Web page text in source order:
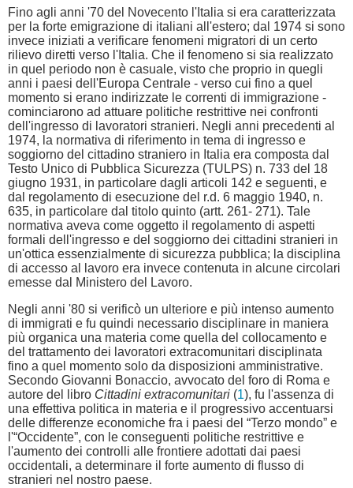
Fino agli anni '70 del Novecento l'Italia si era caratterizzata
per la forte emigrazione di italiani all'estero; dal 1974 si sono
invece iniziati a verificare fenomeni migratori di un certo
rilievo diretti verso l'Italia. Che il fenomeno si sia realizzato
in quel periodo non è casuale, visto che proprio in quegli
anni i paesi dell'Europa Centrale - verso cui fino a quel
momento si erano indirizzate le correnti di immigrazione -
cominciarono ad attuare politiche restrittive nei confronti
dell'ingresso di lavoratori stranieri. Negli anni precedenti al
1974, la normativa di riferimento in tema di ingresso e
soggiorno del cittadino straniero in Italia era composta dal
Testo Unico di Pubblica Sicurezza (TULPS) n. 733 del 18
giugno 1931, in particolare dagli articoli 142 e seguenti, e
dal regolamento di esecuzione del r.d. 6 maggio 1940, n.
635, in particolare dal titolo quinto (artt. 261- 271). Tale
normativa aveva come oggetto il regolamento di aspetti
formali dell'ingresso e del soggiorno dei cittadini stranieri in
un'ottica essenzialmente di sicurezza pubblica; la disciplina
di accesso al lavoro era invece contenuta in alcune circolari
emesse dal Ministero del Lavoro.
Negli anni '80 si verificò un ulteriore e più intenso aumento
di immigrati e fu quindi necessario disciplinare in maniera
più organica una materia come quella del collocamento e
del trattamento dei lavoratori extracomunitari disciplinata
fino a quel momento solo da disposizioni amministrative.
Secondo Giovanni Bonaccio, avvocato del foro di Roma e
autore del libro Cittadini extracomunitari (1), fu l'assenza di
una effettiva politica in materia e il progressivo accentuarsi
delle differenze economiche fra i paesi del “Terzo mondo” e
l'“Occidente”, con le conseguenti politiche restrittive e
l'aumento dei controlli alle frontiere adottati dai paesi
occidentali, a determinare il forte aumento di flusso di
stranieri nel nostro paese.